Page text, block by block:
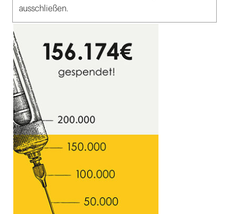
ausschließen.